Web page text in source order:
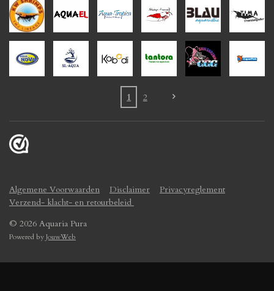
1 2
Algemene Voorwaarden Disclaimer
Privacyreglement
Verzend- klacht- en retourbeleid
© 2026 Aquaria Pura
Powered byJouwWeb